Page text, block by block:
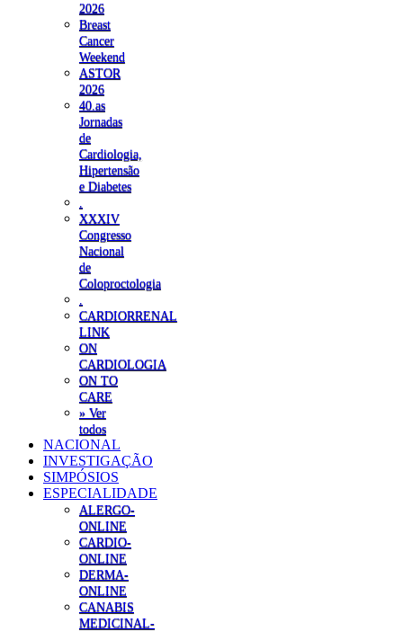
2026
Breast
Cancer
Weekend
ASTOR
2026
40.as
Jornadas
de
Cardiologia,
Hipertensão
e Diabetes
XXXIV
Congresso
Nacional
de
Coloproctologia
CARDIORRENAL
LINK
ON
CARDIOLOGIA
ON TO
CARE
» Ver
todos
NACIONAL
INVESTIGAÇÃO
SIMPÓSIOS
ESPECIALIDADE
ALERGO-
ONLINE
CARDIO-
ONLINE
DERMA-
ONLINE
CANABIS
MEDICINAL-